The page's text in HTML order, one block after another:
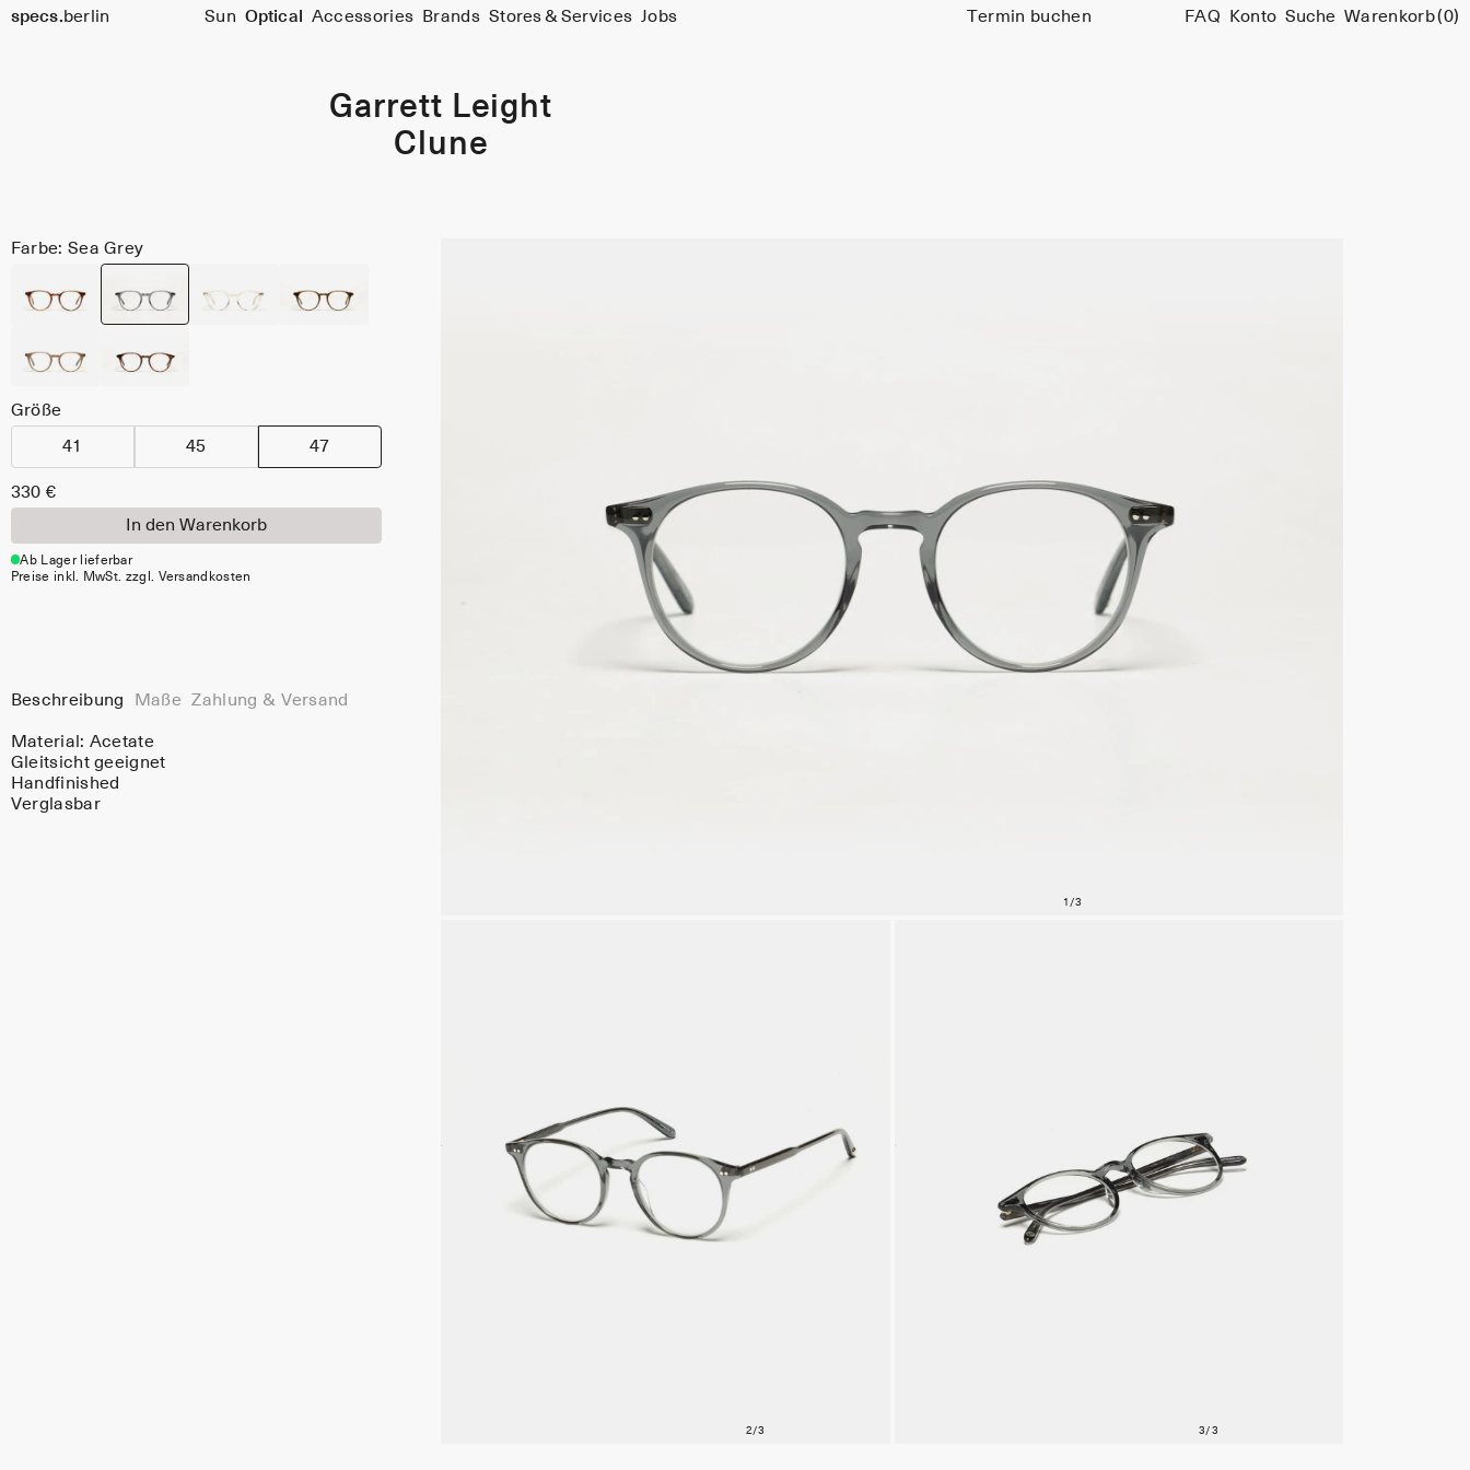
specs. berlin Sun Optical Accessories Brands Stores & Services Jobs Termin buchen FAQ Konto Suche Warenkorb(0)
Garrett Leight
Clune
Farbe: Sea Grey
Größe
41 45 47
330 €
In den Warenkorb
Ab Lager lieferbar
Preise inkl. MwSt. zzgl. Versandkosten
Beschreibung Maße Zahlung & Versand
Material: Acetate
Gleitsicht geeignet
Handfinished
Verglasbar